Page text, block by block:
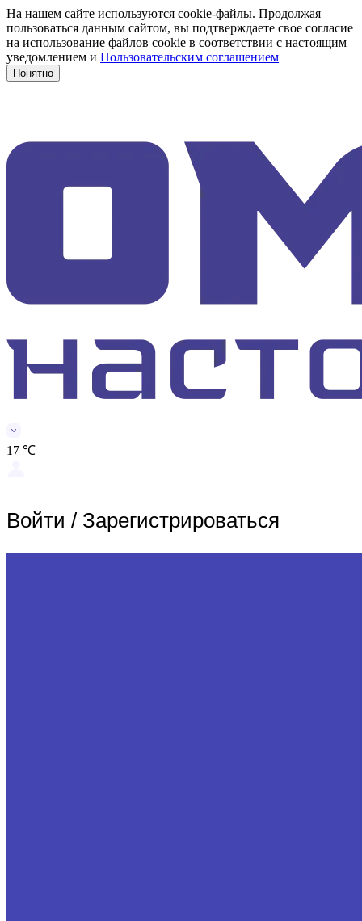
На нашем сайте используются cookie-файлы. Продолжая
пользоваться данным сайтом, вы подтверждаете свое согласие
на использование файлов cookie в соответствии с настоящим
уведомлением и Пользовательским соглашением
Понятно
17 ℃
Войти / Зарегистрироваться